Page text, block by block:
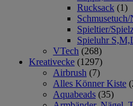
Rucksack (1)
Spieltier/
Spieluhr
VTech (268)
Kreativecke (1297)
Airbrush (7)
Alles Könner Kiste
Aquabeads (35)